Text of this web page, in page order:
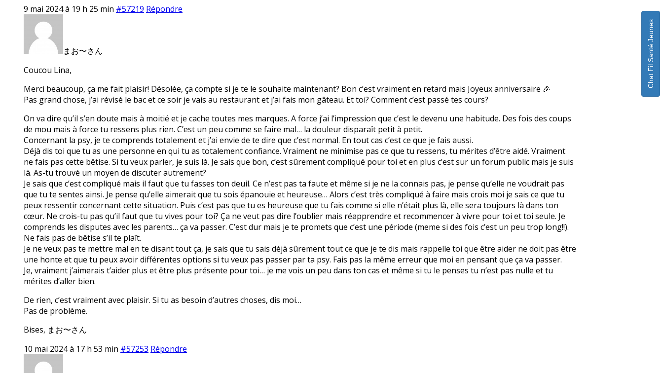
9 mai 2024 à 19 h 25 min #57219 Répondre
まお〜さん
Coucou Lina,
Merci beaucoup, ça me fait plaisir! Désolée, ça compte si je te le souhaite maintenant? Bon c’est vraiment en retard mais Joyeux anniversaire 🎉
Pas grand chose, j’ai révisé le bac et ce soir je vais au restaurant et j’ai fais mon gâteau. Et toi? Comment c’est passé tes cours?
On va dire qu’il s’en doute mais à moitié et je cache toutes mes marques. A force j’ai l’impression que c’est le devenu une habitude. Des fois des coups
de mou mais à force tu ressens plus rien. C’est un peu comme se faire mal… la douleur disparaît petit à petit.
Concernant la psy, je te comprends totalement et j’ai envie de te dire que c’est normal. En tout cas c’est ce que je fais aussi.
Déjà dis toi que tu as une personne en qui tu as totalement confiance. Vraiment ne minimise pas ce que tu ressens, tu mérites d’être aidé. Vraiment
ne fais pas cette bêtise. Si tu veux parler, je suis là. Je sais que bon, c’est sûrement compliqué pour toi et en plus c’est sur un forum public mais je suis
là. As-tu trouvé un moyen de discuter autrement?
Je sais que c’est compliqué mais il faut que tu fasses ton deuil. Ce n’est pas ta faute et même si je ne la connais pas, je pense qu’elle ne voudrait pas
que tu te sentes ainsi. Je pense qu’elle aimerait que tu sois épanouie et heureuse… Alors c’est très compliqué à faire mais crois moi je sais ce que tu
peux ressentir concernant cette situation. Puis c’est pas que tu es heureuse que tu fais comme si elle n’était plus là, elle sera toujours là dans ton
cœur. Ne crois-tu pas qu’il faut que tu vives pour toi? Ça ne veut pas dire l’oublier mais réapprendre et recommencer à vivre pour toi et toi seule. Je
comprends les disputes avec les parents… ça va passer. C’est dur mais je te promets que c’est une période (meme si des fois c’est un peu trop long!!).
Ne fais pas de bêtise s’il te plaît.
Je ne veux pas te mettre mal en te disant tout ça, je sais que tu sais déjà sûrement tout ce que je te dis mais rappelle toi que être aider ne doit pas être
une honte et que tu peux avoir différentes options si tu veux pas passer par ta psy. Fais pas la même erreur que moi en pensant que ça va passer.
Je, vraiment j’aimerais t’aider plus et être plus présente pour toi… je me vois un peu dans ton cas et même si tu le penses tu n’est pas nulle et tu
mérites d’aller bien.
De rien, c’est vraiment avec plaisir. Si tu as besoin d’autres choses, dis moi…
Pas de problème.
Bises, まお〜さん
10 mai 2024 à 17 h 53 min #57253 Répondre
Chat Fil Santé Jeunes